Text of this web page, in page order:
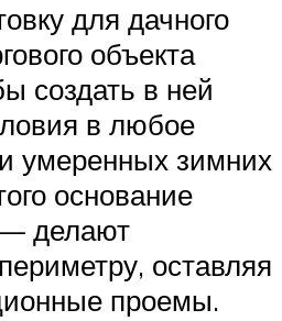
для дачного
объекта
создать в ней
в любое
умеренных зимних
основание
делают
оставляя
проемы.